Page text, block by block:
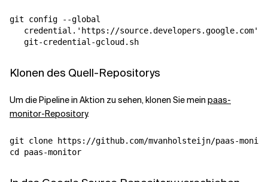
git config --global
credential.'https://
Klonen des Quell-Repositorys
Um die Pipeline in Aktion zu sehen, klonen Sie mein paas-
monitor-Repository.
git clone https://github.com/mvanholsteijn/paas-